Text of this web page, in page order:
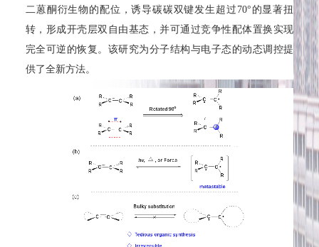
二蒽酮衍生物的配位，诱导碳碳双键发生超过70°的显著扭
转，形成开壳层双自由基态，并可通过竞争性配体置换实现
完全可逆的恢复。该研究为分子结构与电子态的动态调控提
供了全新方法。